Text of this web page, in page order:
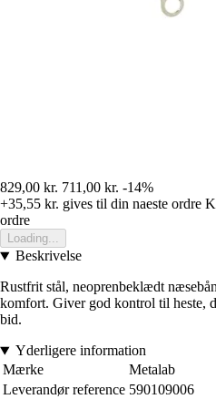
829,00 kr. 711,00 kr. -14%
+35,55 kr. gives til din naeste ordre
ordre
Loading...
Beskrivelse
Rustfrit stål, neoprenbeklædt
komfort. Giver god kontrol til heste,
bid.
Yderligere information
Mærke
Metalab
Leverandør reference 590109006